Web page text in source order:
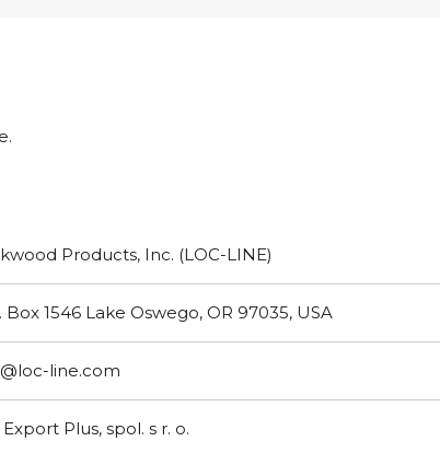
Products, Inc. (LOC-LINE)
Box 1546 Lake Oswego, OR 97035, USA
line.com
Plus, spol. s r. o.